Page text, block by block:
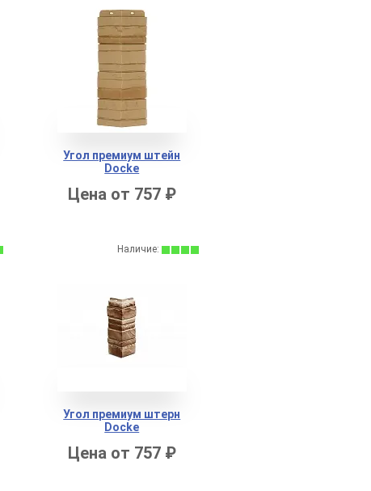
Угол премиум штейн
Docke
Цена от 757 ₽
Наличие:
Угол премиум штерн
Docke
Цена от 757 ₽